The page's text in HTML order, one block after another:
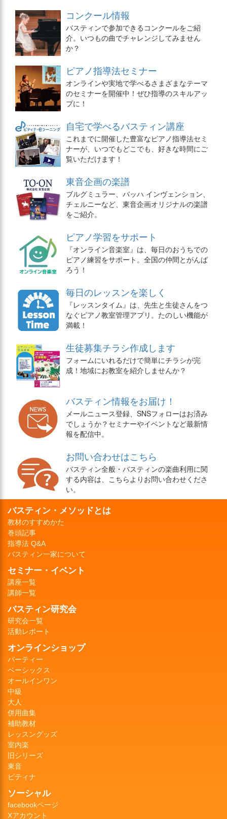
コンクール情報
バスティンで参加できるコンクールをご紹
介。いつもの曲でチャレンジしてみません
か？
ピアノ指導法セミナー
オンラインや実地で学べるさまざまなテーマ
のセミナーを開催中！ぜひ指導のスキルアッ
プに！
自宅で学べるバスティン講座
これまでに開催した豊富なピアノ指導法セミ
ナーが、いつでもどこでも、好きな時間にご
覧いただけます！
東音企画の楽譜
ブルグミュラー、バッハ インヴェンション、
チェルニーなど、東音企画オリジナルの楽譜
をご紹介。
ピアノ学習をサポート
『オンライン音楽室』は、毎日のおうちでの
ピアノ練習をサポート。全国の仲間とがんば
ろう！
毎日のレッスンを楽しく
『レッスンタイム』は、先生と生徒さんをつ
なぐピアノ教室管理アプリ。たのしい機能が
満載！
生徒募集チラシ作成します
フォームにいれるだけで簡単にチラシが完
成！地域にお教室を紹介しませんか？
バスティン情報をお届け！
メールニュース登録、SNSフォローはお済み
でしょうか？セミナーやイベントなど最新情
報を配信中。
お問い合わせはこちら
バスティン全般・バスティンの楽曲利用に関
する内容は、こちらよりお問い合わせくださ
い。
バスティン・メソッドとは
教材のすすめかた
巻頭記事
指導法 Q&A
バスティン一家について
セミナー・イベント
講座一覧
講師一覧
バスティン研究会
研究会一覧
活動レポート
オンラインショップ
パーティー
ベーシックス
オールインワン
中級
大人
併用曲集
補助教材
レッスングッズ
室内楽
旧シリーズ
東音
ピティナ
ソーシャル
facebookページ
Xアカウント